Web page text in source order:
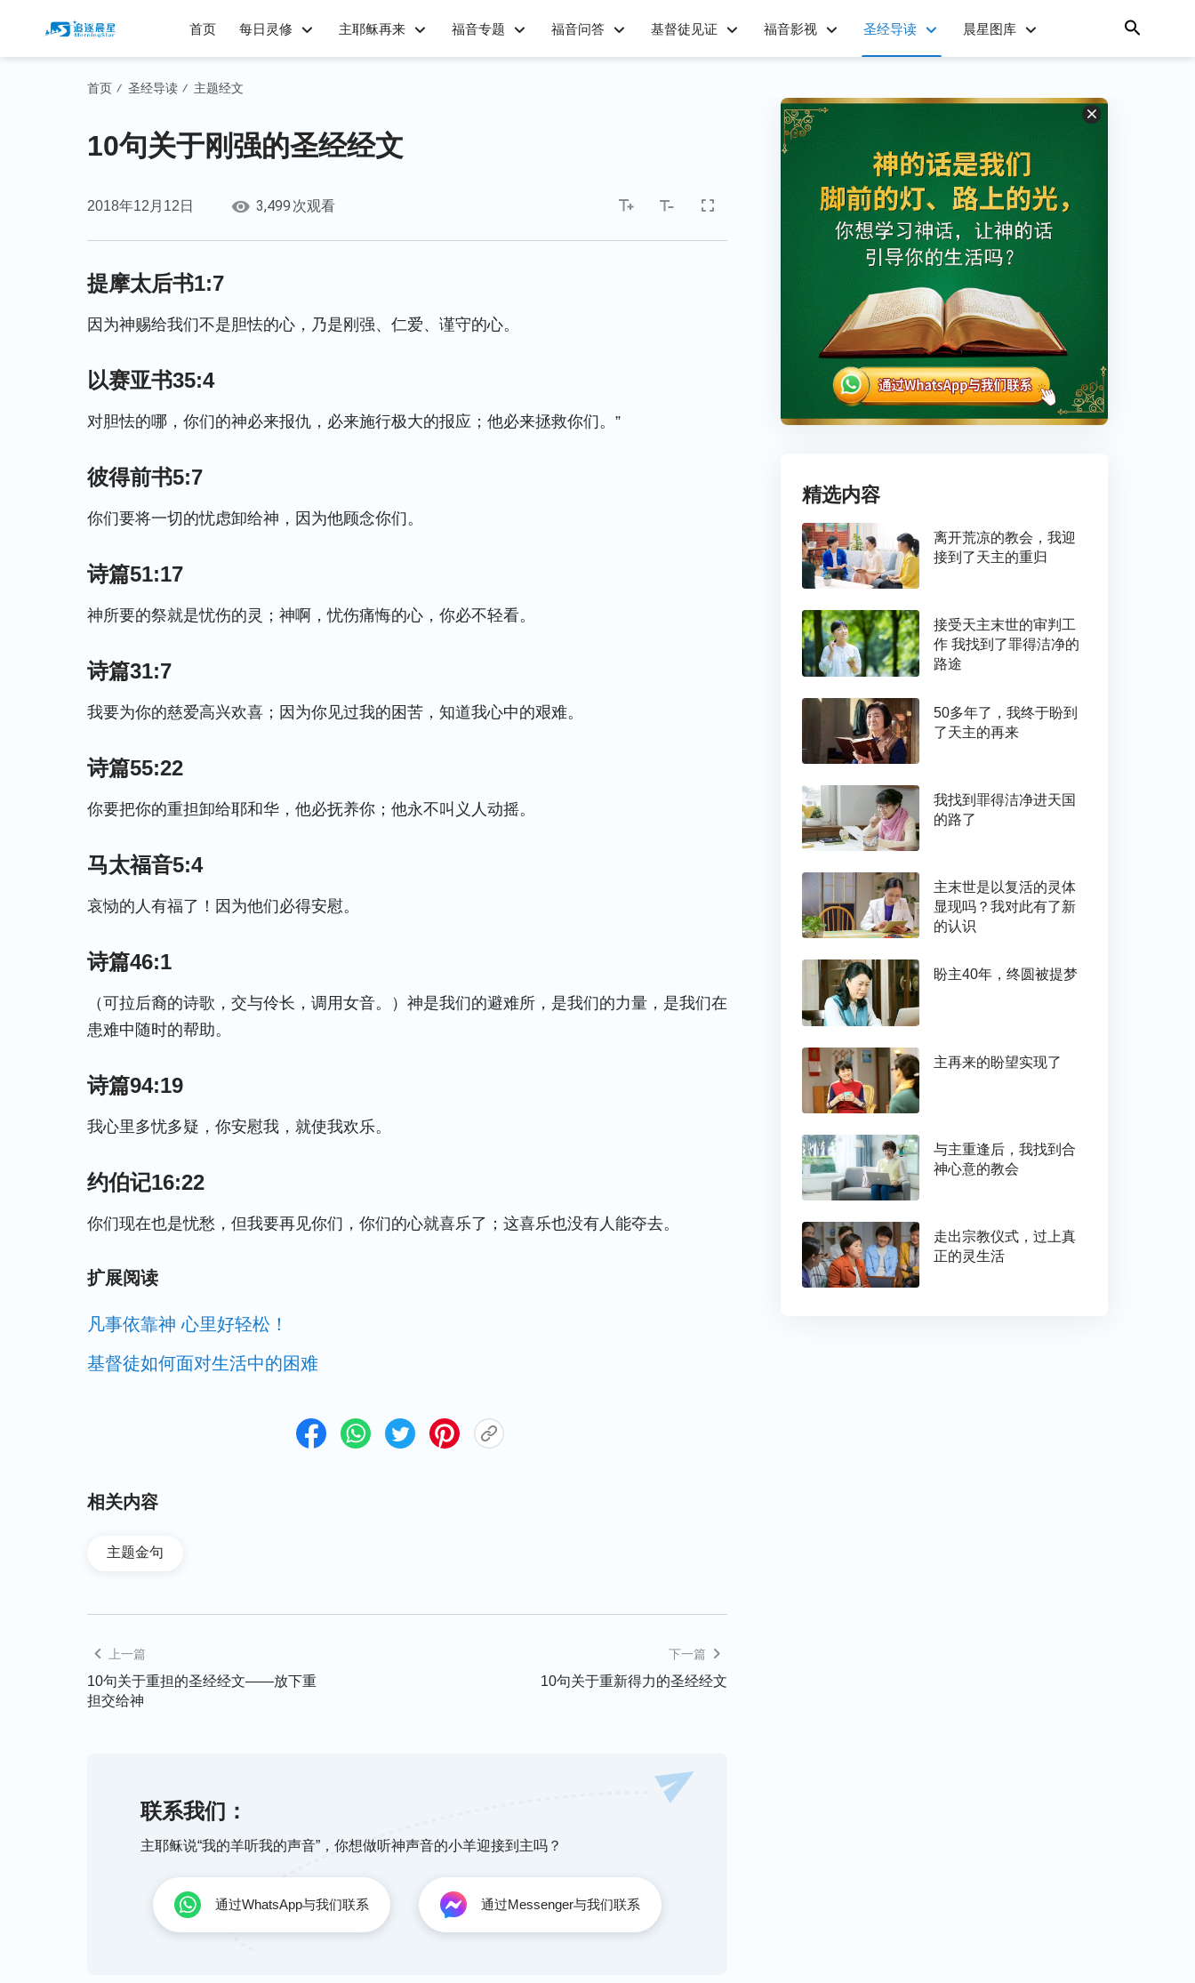
首页 每日灵修 主耶稣再来 福音专题 福音问答 基督徒见证 福音影视 圣经导读 晨星图库
首页 / 圣经导读 / 主题经文
10句关于刚强的圣经经文
2018年12月12日 3,499 次观看
提摩太后书1:7
因为神赐给我们不是胆怯的心，乃是刚强、仁爱、谨守的心。
以赛亚书35:4
对胆怯的哪，你们的神必来报仇，必来施行极大的报应；他必来拯救你们。”
彼得前书5:7
你们要将一切的忧虑卸给神，因为他顾念你们。
诗篇51:17
神所要的祭就是忧伤的灵；神啊，忧伤痛悔的心，你必不轻看。
诗篇31:7
我要为你的慈爱高兴欢喜；因为你见过我的困苦，知道我心中的艰难。
诗篇55:22
你要把你的重担卸给耶和华，他必抚养你；他永不叫义人动摇。
马太福音5:4
哀恸的人有福了！因为他们必得安慰。
诗篇46:1
（可拉后裔的诗歌，交与伶长，调用女音。）神是我们的避难所，是我们的力量，是我们在
患难中随时的帮助。
诗篇94:19
我心里多忧多疑，你安慰我，就使我欢乐。
约伯记16:22
你们现在也是忧愁，但我要再见你们，你们的心就喜乐了；这喜乐也没有人能夺去。
扩展阅读
凡事依靠神 心里好轻松！
基督徒如何面对生活中的困难
相关内容
主题金句
上一篇
10句关于重担的圣经经文——放下重
担交给神
下一篇
10句关于重新得力的圣经经文
联系我们：
主耶稣说“我的羊听我的声音”，你想做听神声音的小羊迎接到主吗？
通过WhatsApp与我们联系 通过Messenger与我们联系
精选内容
离开荒凉的教会，我迎
接到了天主的重归
接受天主末世的审判工
作 我找到了罪得洁净的
路途
50多年了，我终于盼到
了天主的再来
我找到罪得洁净进天国
的路了
主末世是以复活的灵体
显现吗？我对此有了新
的认识
盼主40年，终圆被提梦
主再来的盼望实现了
与主重逢后，我找到合
神心意的教会
走出宗教仪式，过上真
正的灵生活